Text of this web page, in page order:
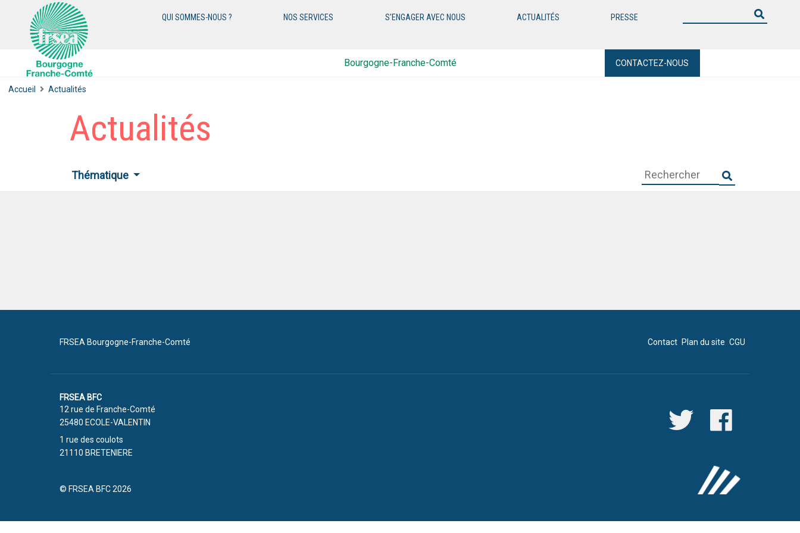
QUI SOMMES-NOUS ? NOS SERVICES S'ENGAGER AVEC NOUS ACTUALITÉS PRESSE
Bourgogne-Franche-Comté CONTACTEZ-NOUS
Accueil Actualités
Actualités
Thématique
FRSEA Bourgogne-Franche-Comté Contact Plan du site CGU
FRSEA BFC
12 rue de Franche-Comté
25480 ECOLE-VALENTIN
1 rue des coulots
21110 BRETENIERE
© FRSEA BFC 2026